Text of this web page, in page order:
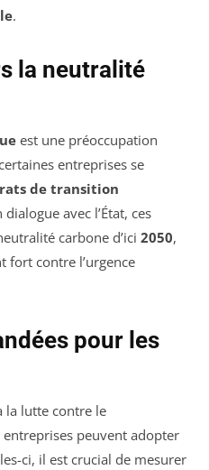
.
la neutralité
est une préoccupation
entreprises se
de transition
avec l’État, ces
carbone d’ici 2050,
fort contre l’urgence
pour les
la lutte contre le
peuvent adopter
ci, il est crucial de mesurer